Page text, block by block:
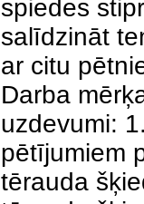
spiedes
salīdzināt
ar citu
Darba
uzdevumi:
pētījumiem
tērauda